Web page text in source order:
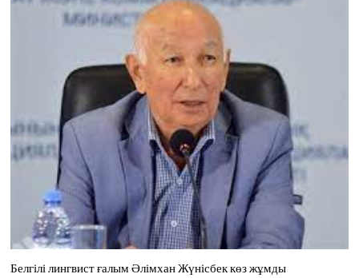
Белгілі лингвист ғалым Әлімхан Жүнісбек көз жұмды